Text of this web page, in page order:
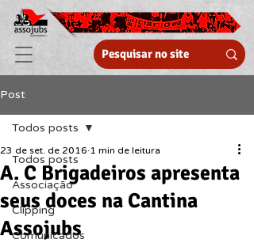
Post
Todos posts
Associação
Clipping
Comunicados
Todos posts
A. C Brigadeiros apresenta
seus doces na Cantina
Assojubs
23 de set. de 2016 1 min de leitura